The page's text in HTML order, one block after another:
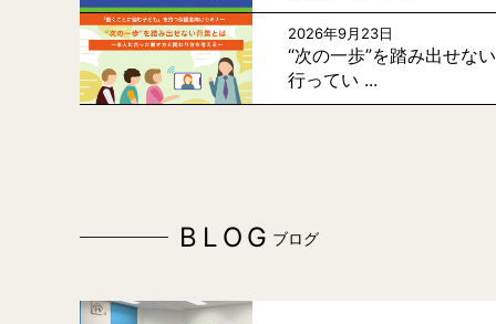
2026年9月23日
“次の一歩”を踏み出せな
行ってい ...
BLOG ブログ